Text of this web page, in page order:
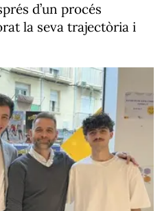
d’un procés
la seva trajectòria i